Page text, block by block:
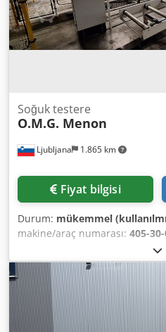
Ljubljana 1.865 km
Soğuk testere
O.M.G. Menon
Fiyat bilgisi
Durum: mükemmel
makine/araç numarası: 405-
için özel hat. Uzun alüminyum
eksenli hat. Profil ölçüsü:
uzunluğu: 1500 mm,
Giriş malzemesinin
uzunluğu toleransı: +/-0,3 mm.
Dsdsy U Navspfx Aihskr